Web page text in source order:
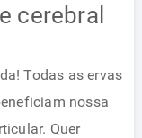
cerebral
Todas as ervas
nossa
Quer